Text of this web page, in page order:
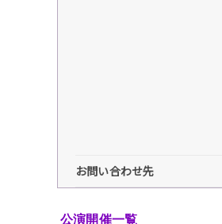
お問い合わせ先
公演開催一覧